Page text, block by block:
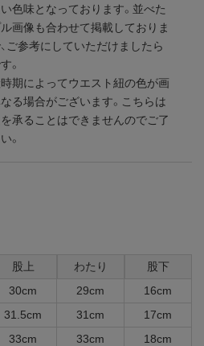
色味となっております。並べた
画像も合わせて掲載しておりま
ご参考にしていただけましたら
。
期によってウエスト紐の色が画
る場合がございます。こちらは
承ることはできませんのでご了
。
股上 わたり
股下
30cm 29cm
16cm
31.5cm 31cm
17cm
33cm 33cm
18cm